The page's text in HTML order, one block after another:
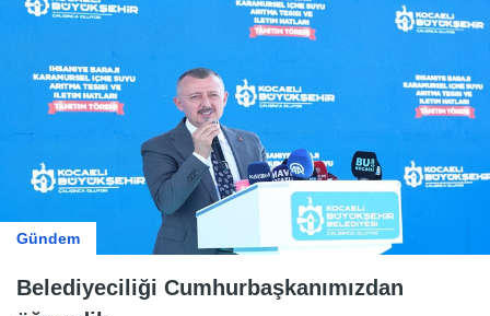
Gündem
Belediyeciliği Cumhurbaşkanımızdan